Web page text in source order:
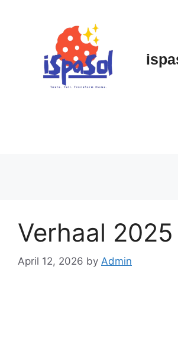
Verhaal
April 12, 2026 by Admin